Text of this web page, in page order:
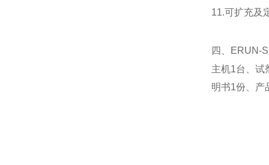
11.可扩充及
四、ERUN-
主机1台、试
明书1份、产